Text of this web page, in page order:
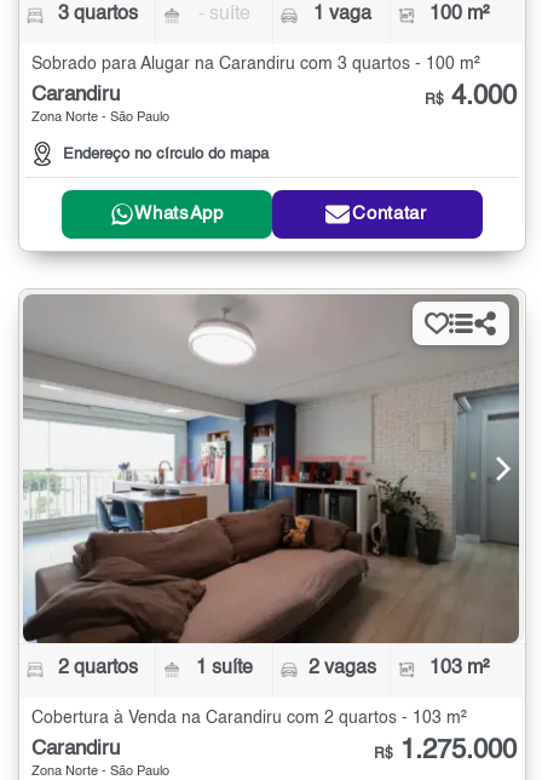
3 quartos - suíte 1 vaga 100 m²
Sobrado para Alugar na Carandiru com 3 quartos - 100 m²
Carandiru
Zona Norte - São Paulo
Endereço no círculo do mapa
R$ 4.000
WhatsApp Contatar
2 quartos 1 suíte 2 vagas 103 m²
Cobertura à Venda na Carandiru com 2 quartos - 103 m²
Carandiru
Zona Norte - São Paulo
R$ 1.275.000